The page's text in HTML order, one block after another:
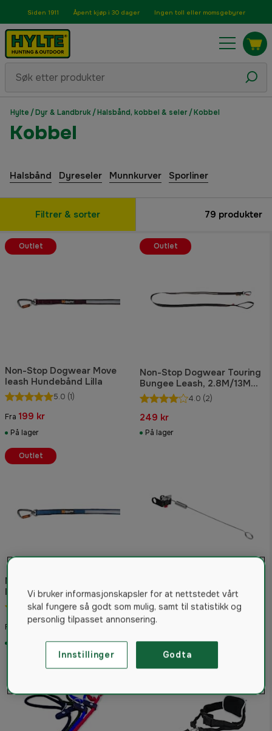
Siden 1911 Åpent kjøp i 30 dager Ingen toll eller momsgebyrer
Hylte /Dyr & Landbruk/Halsbånd, kobbel & seler/Kobbel
Kobbel
Halsbånd Dyreseler Munnkurver Sporliner
Filtrer & sorter 79 produkter
Non-Stop Dogwear Move
leash Hundebånd Lilla
5.0 (1)
Fra 199 kr
På lager
Outlet
Non-Stop Dogwear Touring
Bungee Leash, 2.8M/13Mm
Screw-Lock4.0 (2)
249 kr
På lager
Outlet
Non-Stop Dogwear Move
leash Hundebånd Blå
5.0(1)
Fra 199 kr
Outlet
Antenna KLICKfix, package
5.0(3)
1 099 kr
På lager
Vi bruker informasjonskapsler for at nettstedet vårt
skal fungere så godt som mulig, samt til statistikk og
personlig tilpasset annonsering.
Innstillinger Godta